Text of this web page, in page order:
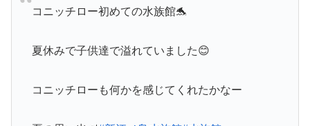
コニッチロー初めての水族館🐬
夏休みで子供達で溢れていました😊
コニッチローも何かを感じてくれたかなー